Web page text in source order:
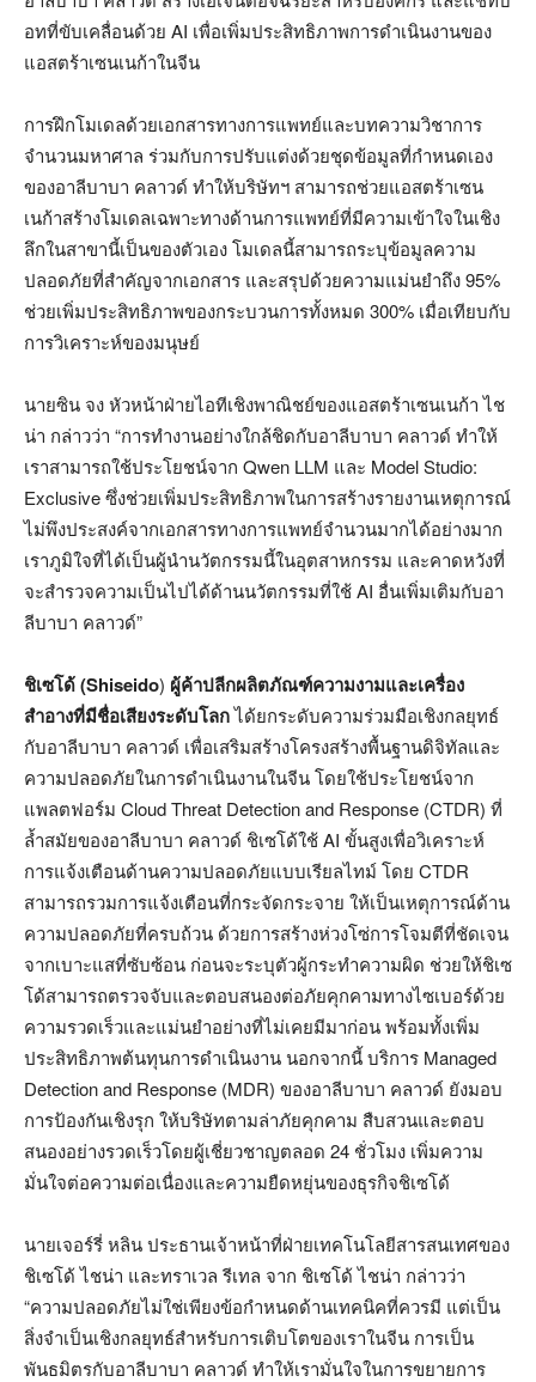
อทที่ขับเคลื่อนด้วย AI เพื่อเพิ่มประสิทธิภาพการดำเนินงานของ
แอสตร้าเซนเนก้าในจีน
การฝึกโมเดลด้วยเอกสารทางการแพทย์และบทความวิชาการ
จำนวนมหาศาล ร่วมกับการปรับแต่งด้วยชุดข้อมูลที่กำหนดเอง
ของอาลีบาบา คลาวด์ ทำให้บริษัทฯ สามารถช่วยแอสตร้าเซน
เนก้าสร้างโมเดลเฉพาะทางด้านการแพทย์ที่มีความเข้าใจในเชิง
ลึกในสาขานี้เป็นของตัวเอง โมเดลนี้สามารถระบุข้อมูลความ
ปลอดภัยที่สำคัญจากเอกสาร และสรุปด้วยความแม่นยำถึง 95%
ช่วยเพิ่มประสิทธิภาพของกระบวนการทั้งหมด 300% เมื่อเทียบกับ
การวิเคราะห์ของมนุษย์
นายซิน จง หัวหน้าฝ่ายไอทีเชิงพาณิชย์ของแอสตร้าเซนเนก้า ไช
น่า กล่าวว่า “การทำงานอย่างใกล้ชิดกับอาลีบาบา คลาวด์ ทำให้
เราสามารถใช้ประโยชน์จาก Qwen LLM และ Model Studio:
Exclusive ซึ่งช่วยเพิ่มประสิทธิภาพในการสร้างรายงานเหตุการณ์
ไม่พึงประสงค์จากเอกสารทางการแพทย์จำนวนมากได้อย่างมาก
เราภูมิใจที่ได้เป็นผู้นำนวัตกรรมนี้ในอุตสาหกรรม และคาดหวังที่
จะสำรวจความเป็นไปได้ด้านนวัตกรรมที่ใช้ AI อื่นเพิ่มเติมกับอา
ลีบาบา คลาวด์”
ชิเซโด้ (Shiseido) ผู้ค้าปลีกผลิตภัณฑ์ความงามและเครื่อง
สำอางที่มีชื่อเสียงระดับโลกได้ยกระดับความร่วมมือเชิงกลยุทธ์
กับอาลีบาบา คลาวด์ เพื่อเสริมสร้างโครงสร้างพื้นฐานดิจิทัลและ
ความปลอดภัยในการดำเนินงานในจีน โดยใช้ประโยชน์จาก
แพลตฟอร์ม Cloud Threat Detection and Response (CTDR) ที่
ล้ำสมัยของอาลีบาบา คลาวด์ ชิเซโด้ใช้ AI ขั้นสูงเพื่อวิเคราะห์
การแจ้งเตือนด้านความปลอดภัยแบบเรียลไทม์ โดย CTDR
สามารถรวมการแจ้งเตือนที่กระจัดกระจาย ให้เป็นเหตุการณ์ด้าน
ความปลอดภัยที่ครบถ้วน ด้วยการสร้างห่วงโซ่การโจมตีที่ชัดเจน
จากเบาะแสที่ซับซ้อน ก่อนจะระบุตัวผู้กระทำความผิด ช่วยให้ชิเซ
โด้สามารถตรวจจับและตอบสนองต่อภัยคุกคามทางไซเบอร์ด้วย
ความรวดเร็วและแม่นยำอย่างที่ไม่เคยมีมาก่อน พร้อมทั้งเพิ่ม
ประสิทธิภาพต้นทุนการดำเนินงาน นอกจากนี้ บริการ Managed
Detection and Response (MDR) ของอาลีบาบา คลาวด์ ยังมอบ
การป้องกันเชิงรุก ให้บริษัทตามล่าภัยคุกคาม สืบสวนและตอบ
สนองอย่างรวดเร็วโดยผู้เชี่ยวชาญตลอด 24 ชั่วโมง เพิ่มความ
มั่นใจต่อความต่อเนื่องและความยืดหยุ่นของธุรกิจชิเซโด้
นายเจอร์รี่ หลิน ประธานเจ้าหน้าที่ฝ่ายเทคโนโลยีสารสนเทศของ
ชิเซโด้ ไชน่า และทราเวล รีเทล จาก ชิเซโด้ ไชน่า กล่าวว่า
“ความปลอดภัยไม่ใช่เพียงข้อกำหนดด้านเทคนิคที่ควรมี แต่เป็น
สิ่งจำเป็นเชิงกลยุทธ์สำหรับการเติบโตของเราในจีน การเป็น
พันธมิตรกับอาลีบาบา คลาวด์ ทำให้เรามั่นใจในการขยายการ